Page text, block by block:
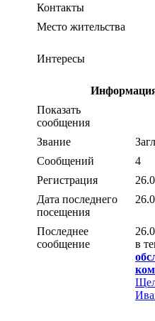
Контакты
Место жительства
Интересы
Показать
сообщения
Звание
Cообщений
4
Регистрация
Дата последнего
посещения
Последнее
сообщение
в